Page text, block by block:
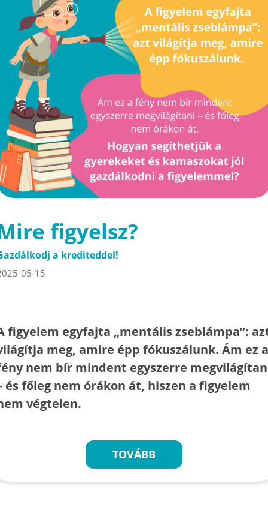
figyelsz?
a krediteddel!
05-15
figyelem egyfajta „mentális zseblámpa”:
meg, amire épp fókuszálunk. Ám ez a
nem bír mindent egyszerre
és főleg nem órákon át, hiszen a figyelem
végtelen.
TOVÁBB